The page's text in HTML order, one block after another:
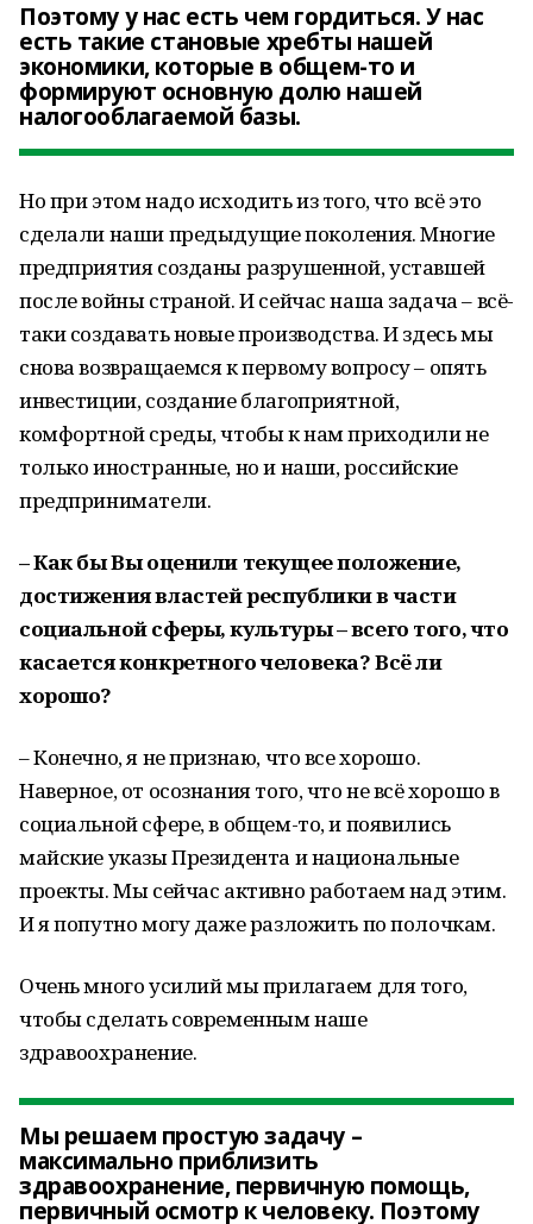
Поэтому у нас есть чем гордиться. У нас
есть такие становые хребты нашей
экономики, которые в общем-то и
формируют основную долю нашей
налогооблагаемой базы.
Но при этом надо исходить из того, что всё это
сделали наши предыдущие поколения. Многие
предприятия созданы разрушенной, уставшей
после войны страной. И сейчас наша задача – всё-
таки создавать новые производства. И здесь мы
снова возвращаемся к первому вопросу – опять
инвестиции, создание благоприятной,
комфортной среды, чтобы к нам приходили не
только иностранные, но и наши, российские
предприниматели.
– Как бы Вы оценили текущее положение,
достижения властей республики в части
социальной сферы, культуры – всего того, что
касается конкретного человека? Всё ли
хорошо?
– Конечно, я не признаю, что все хорошо.
Наверное, от осознания того, что не всё хорошо в
социальной сфере, в общем-то, и появились
майские указы Президента и национальные
проекты. Мы сейчас активно работаем над этим.
И я попутно могу даже разложить по полочкам.
Очень много усилий мы прилагаем для того,
чтобы сделать современным наше
здравоохранение.
Мы решаем простую задачу –
максимально приблизить
здравоохранение, первичную помощь,
первичный осмотр к человеку. Поэтому